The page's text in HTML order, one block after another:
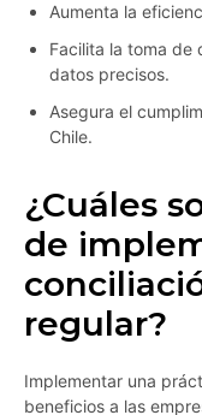
Aumenta la
Facilita la toma de
datos precisos.
Asegura el
Chile.
¿Cuáles
de
regular?
Implementar una
beneficios a las